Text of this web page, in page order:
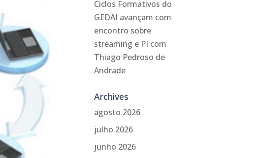
Ciclos Formativos do
GEDAI avançam com
encontro sobre
streaming e PI com
Thiago Pedroso de
Andrade
Archives
agosto 2026
julho 2026
junho 2026